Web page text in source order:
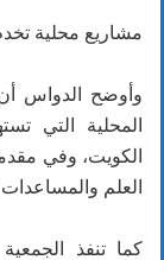
مشاريع محلية
وأوضح الدواس أن
المحلية التي
الكويت، وفي
العلم
كما تنفذ